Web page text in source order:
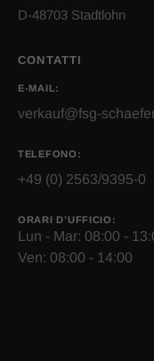
D-48703 Stadtlohn
CONTATTI
E-MAIL:
verkauf@fsg-
TELEFONO:
+49 (0) 2563/9395-0
ORARI D’UFFICIO:
Lun - Mar: 08:00 -
Ven: 08:00 - 14:00